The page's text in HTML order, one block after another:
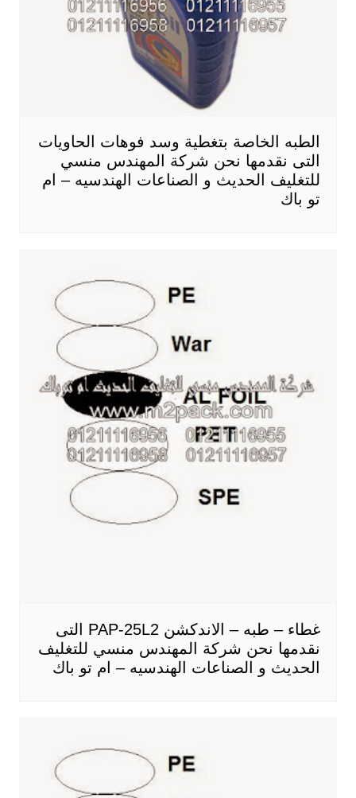
الطبه الخاصة بتغطية وسد فوهات الحاويات
التى نقدمها نحن شركة المهندس منسي
للتغليف الحديث و الصناعات الهندسيه – ام
تو باك
غطاء – طبه – الاندكشن PAP-25L2 التى
نقدمها نحن شركة المهندس منسي للتغليف
الحديث و الصناعات الهندسيه – ام تو باك